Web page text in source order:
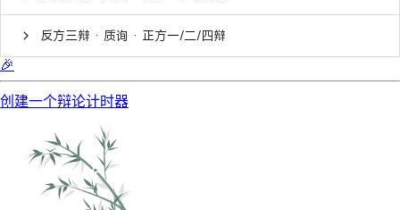
反方三辩 · 质询 · 正方一/二/四辩
🎉
创建一个辩论计时器